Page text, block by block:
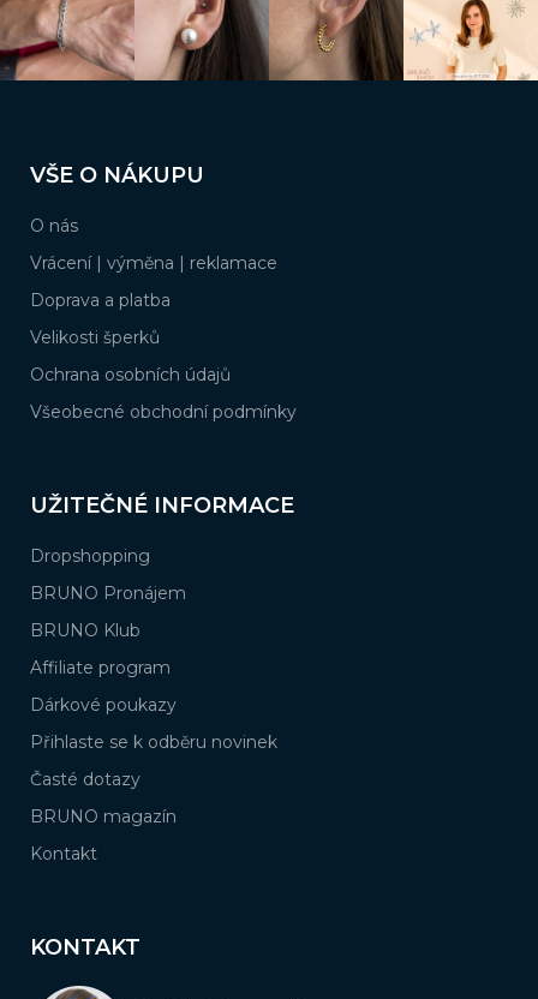
pVŠE O NÁKUPU
O nás
Vrácení | výměna | reklamace
Doprava a platba
Velikosti šperků
Ochrana osobních údajů
Všeobecné obchodní podmínky
UŽITEČNÉ INFORMACE
Dropshopping
BRUNO Pronájem
BRUNO Klub
Affiliate program
Dárkové poukazy
Přihlaste se k odběru novinek
Časté dotazy
BRUNO magazín
Kontakt
KONTAKT